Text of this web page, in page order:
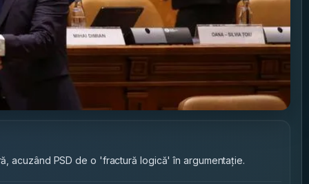
acuzând PSD de o 'fractură logică' în argumentație.